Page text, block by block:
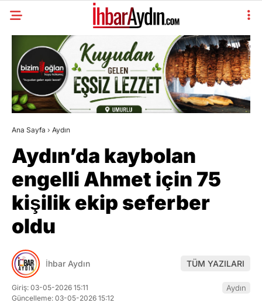
Ana Sayfa › Aydın
Aydın’da kaybolan
engelli Ahmet için 75
kişilik ekip seferber
oldu
İhbar Aydın TÜM YAZILARI
Giriş: 03-05-2026 15:11
Güncelleme: 03-05-2026 15:12
Aydın